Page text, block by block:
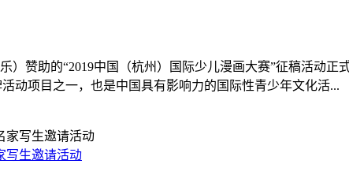
赞助的“2019中国（杭州）国际少儿漫画大赛”征稿活动正
动项目之一，也是中国具有影响力的国际性青少年文化活...
写生邀请活动